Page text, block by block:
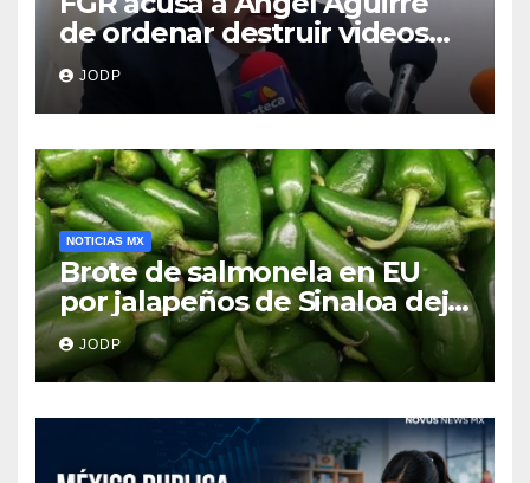
de ordenar destruir videos
clave del caso Ayotzinapa
JODP
NOTICIAS MX
Brote de salmonela en EU
por jalapeños de Sinaloa deja
345 enfermos y 36
hospitalizados
JODP